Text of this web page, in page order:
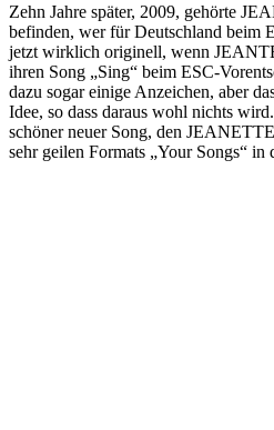
Zehn Jahre später, 2009, gehörte
befinden, wer für Deutschland beim
jetzt wirklich originell, wenn
ihren Song „Sing“ beim ESC-
dazu sogar einige Anzeichen, aber
Idee, so dass daraus wohl nichts
schöner neuer Song, den
sehr geilen Formats „Your Songs“